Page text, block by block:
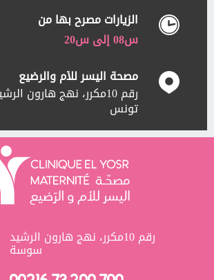
الزيارات مصرح بها من
س08 إلى س20
مصحة اليسر للأم والرضيع
رقم 10مكرر، نهج هارون
تونس
رقم 10مكرر، نهج هارون الرشيد
سوسة